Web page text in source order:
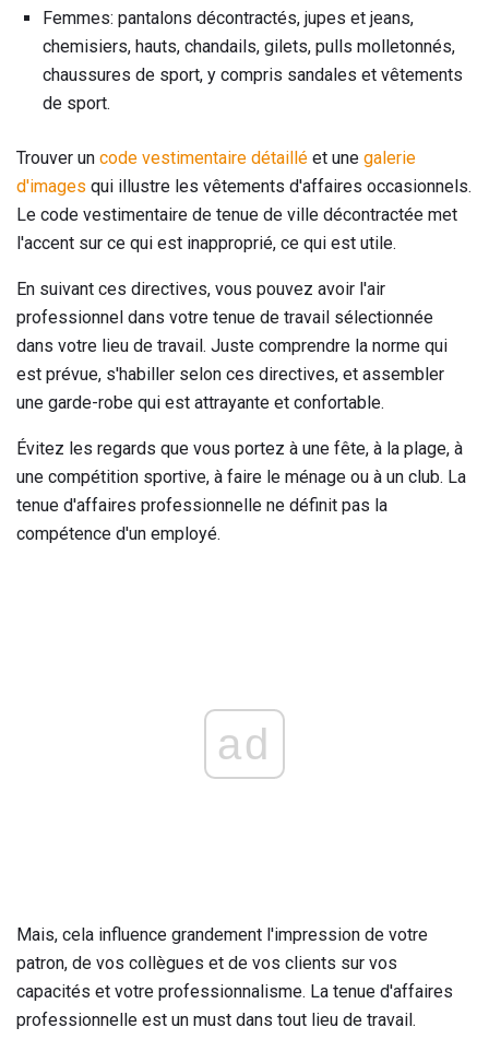
Femmes: pantalons décontractés, jupes et jeans,
chemisiers, hauts, chandails, gilets, pulls molletonnés,
chaussures de sport, y compris sandales et vêtements
de sport.
Trouver un code vestimentaire détaillé et une galerie
d'images qui illustre les vêtements d'affaires occasionnels.
Le code vestimentaire de tenue de ville décontractée met
l'accent sur ce qui est inapproprié, ce qui est utile.
En suivant ces directives, vous pouvez avoir l'air
professionnel dans votre tenue de travail sélectionnée
dans votre lieu de travail. Juste comprendre la norme qui
est prévue, s'habiller selon ces directives, et assembler
une garde-robe qui est attrayante et confortable.
Évitez les regards que vous portez à une fête, à la plage, à
une compétition sportive, à faire le ménage ou à un club. La
tenue d'affaires professionnelle ne définit pas la
compétence d'un employé.
ad
Mais, cela influence grandement l'impression de votre
patron, de vos collègues et de vos clients sur vos
capacités et votre professionnalisme. La tenue d'affaires
professionnelle est un must dans tout lieu de travail.